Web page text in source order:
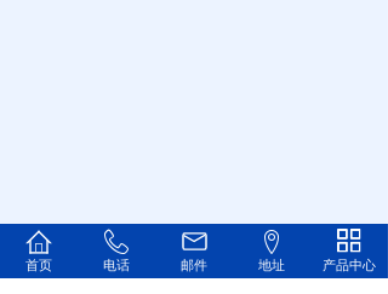
首页 电话 邮件 地址 产品中心